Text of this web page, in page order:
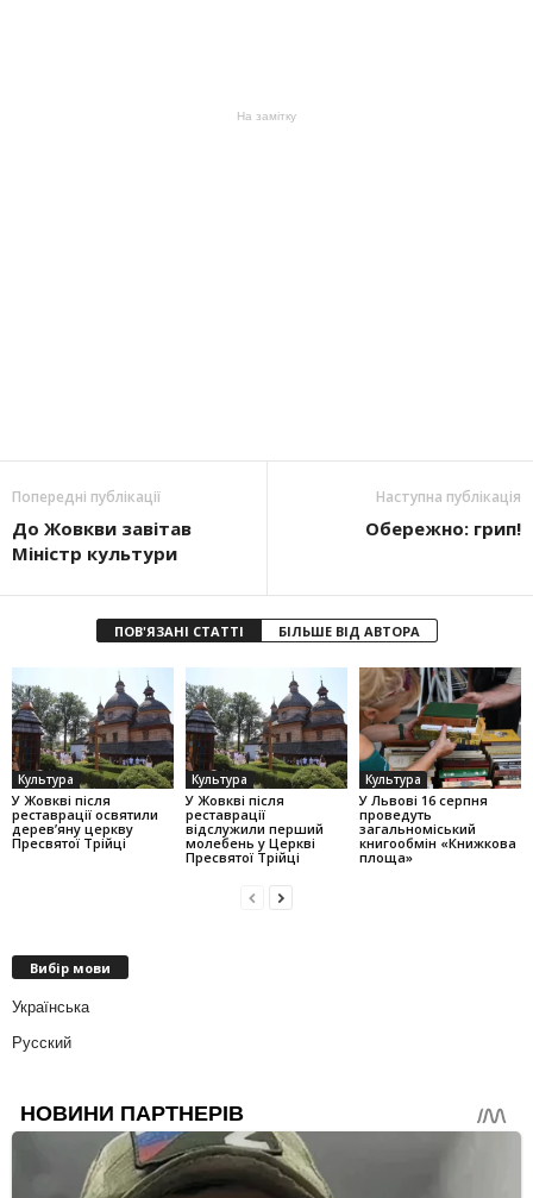
На замітку
Попередні публікації
До Жовкви завітав
Міністр культури
Наступна публікація
Обережно: грип!
ПОВ'ЯЗАНІ СТАТТІ БІЛЬШЕ ВІД АВТОРА
Культура
У Жовкві після
реставрації освятили
дерев’яну церкву
Пресвятої Трійці
Культура
У Жовкві після
реставрації
відслужили перший
молебень у Церкві
Пресвятої Трійці
Культура
У Львові 16 серпня
проведуть
загальноміський
книгообмін «Книжкова
площа»
Вибір мови
Українська
Русский